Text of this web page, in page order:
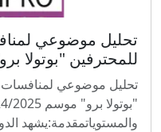
تحليل موضوعي
للمحترفين "بوتولا برو"
تحليل موضوعي لمنافسات
والمستوياتمقدمة:يشهد